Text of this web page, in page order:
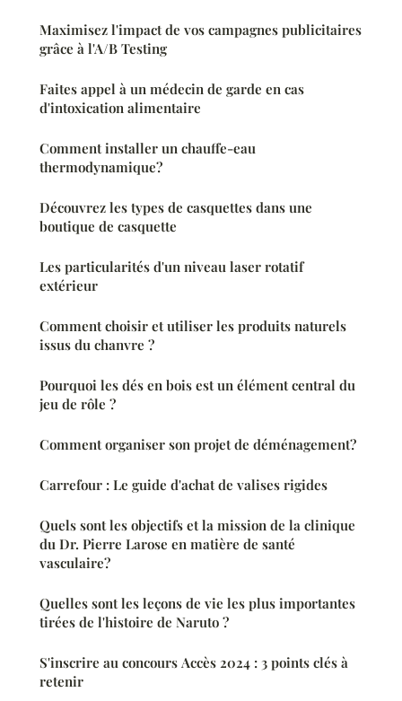
Maximisez l'impact de vos campagnes publicitaires
grâce à l'A/B Testing
Faites appel à un médecin de garde en cas
d'intoxication alimentaire
Comment installer un chauffe-eau
thermodynamique?
Découvrez les types de casquettes dans une
boutique de casquette
Les particularités d'un niveau laser rotatif
extérieur
Comment choisir et utiliser les produits naturels
issus du chanvre ?
Pourquoi les dés en bois est un élément central du
jeu de rôle ?
Comment organiser son projet de déménagement?
Carrefour : Le guide d'achat de valises rigides
Quels sont les objectifs et la mission de la clinique
du Dr. Pierre Larose en matière de santé
vasculaire?
Quelles sont les leçons de vie les plus importantes
tirées de l'histoire de Naruto ?
S'inscrire au concours Accès 2024 : 3 points clés à
retenir